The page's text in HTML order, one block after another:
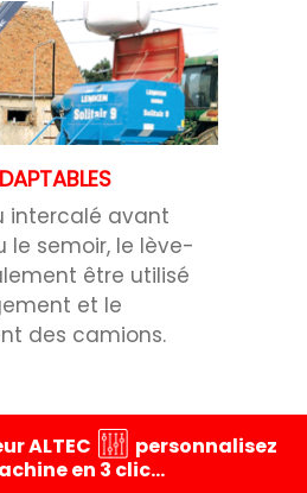
intercalé avant
le semoir, le lève-
être utilisé
et le
des camions.
ALTEC
personnalisez
en 3 clic…